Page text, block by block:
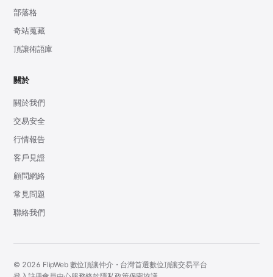
部落格
奇站蒐藏
頂讓術語庫
關於
關於我們
交易安全
行情報告
客戶見證
顧問網絡
常見問題
聯絡我們
© 2026 FlipWeb 數位頂讓仲介・台灣首選數位頂讓交易平台